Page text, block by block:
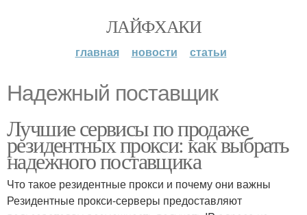
ЛАЙФХАКИ
главная новости статьи
Надежный поставщик
Лучшие сервисы по продаже
резидентных прокси: как выбрать
надежного поставщика
Что такое резидентные прокси и почему они важны
Резидентные прокси-серверы предоставляют